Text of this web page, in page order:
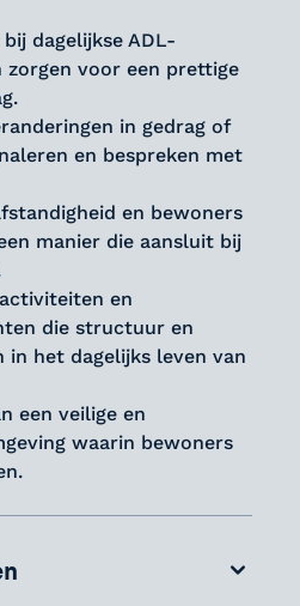
dagelijkse ADL-
zorgen voor een prettige
in gedrag of
en bespreken met
en bewoners
manier die aansluit bij
en
die structuur en
in het dagelijks leven van
een veilige en
waarin bewoners